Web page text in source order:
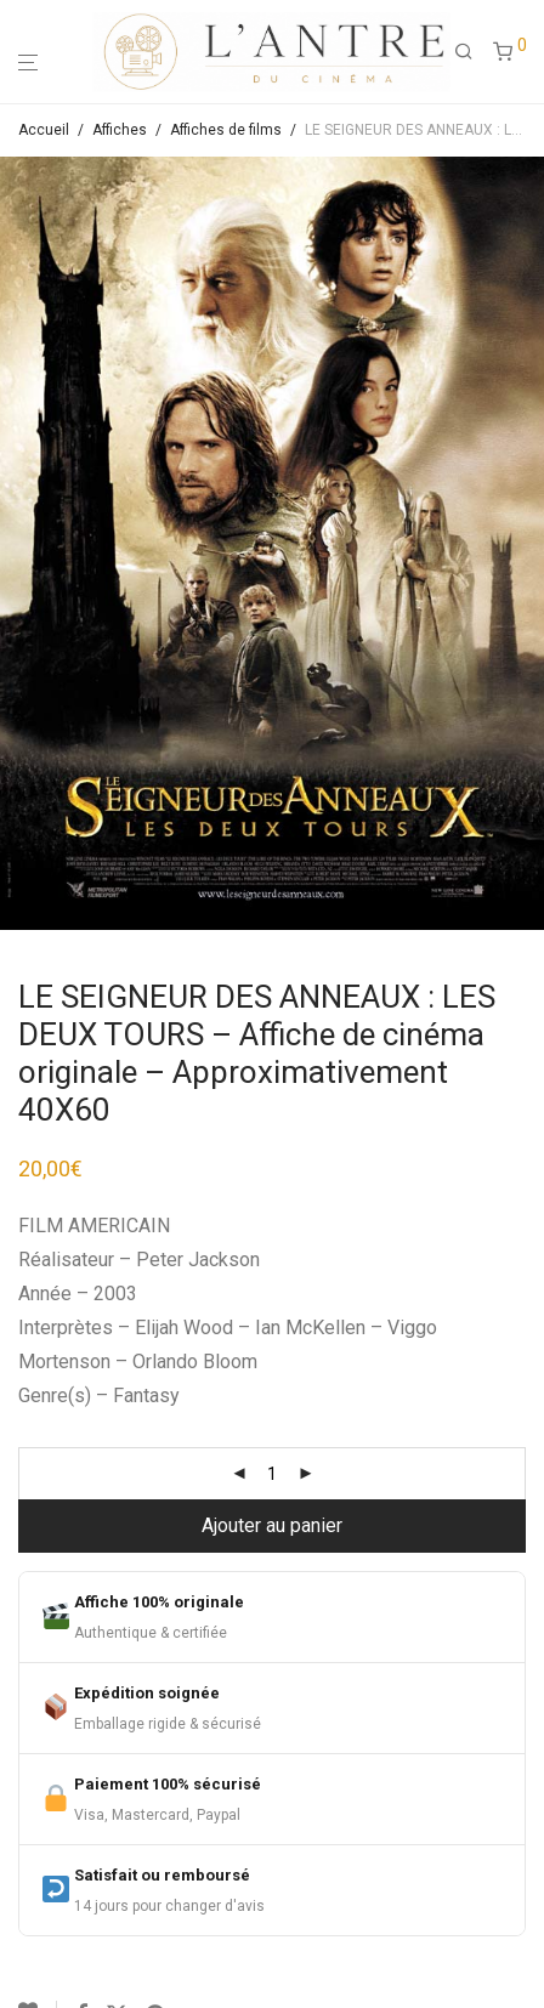
0
Accueil / Affiches / Affiches de films / LE SEIGNEUR DES ANNEAUX : LES DEUX TOURS – Affiche de cinéma originale – Approximativement 40X60
LE SEIGNEUR DES ANNEAUX : LES
DEUX TOURS – Affiche de cinéma
originale – Approximativement
40X60
20,00€
FILM AMERICAIN
Réalisateur – Peter Jackson
Année – 2003
Interprètes – Elijah Wood – Ian McKellen – Viggo
Mortenson – Orlando Bloom
Genre(s) – Fantasy
Ajouter au panier
Affiche 100% originale
Authentique & certifiée
Expédition soignée
Emballage rigide & sécurisé
Paiement 100% sécurisé
Visa, Mastercard, Paypal
Satisfait ou remboursé
14 jours pour changer d'avis